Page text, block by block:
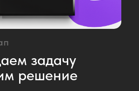
задачу
решение